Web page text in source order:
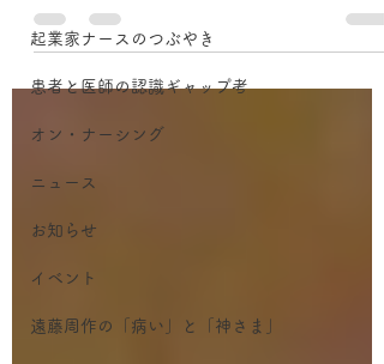
起業家ナースのつぶやき
患者と医師の認識ギャップ考
オン・ナーシング
ニュース
お知らせ
イベント
遠藤周作の「病い」と「神さま」